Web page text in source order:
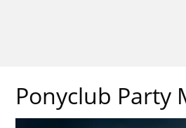
Ponyclub Party